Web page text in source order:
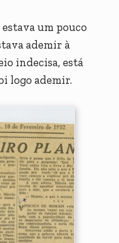
estava um pouco
ademir à
indecisa, está
logo ademir.